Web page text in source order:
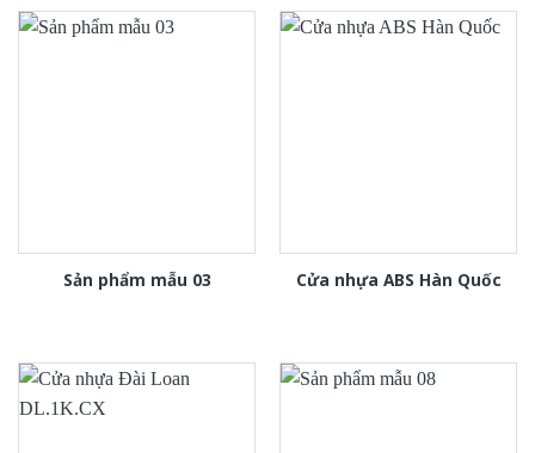
Sản phẩm mẫu 03 Cửa nhựa ABS Hàn Quốc